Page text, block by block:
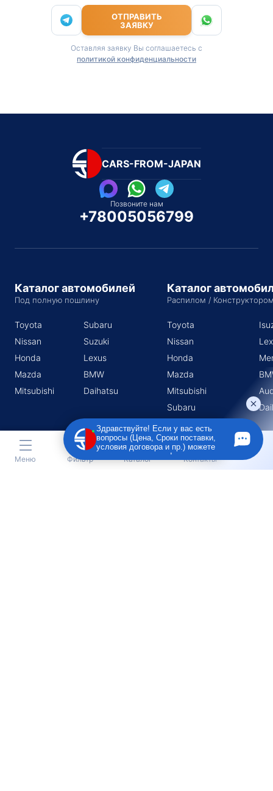
ОТПРАВИТЬ
ЗАЯВКУ
Оставляя заявку Вы соглашаетесь с
политикой конфиденциальности
CARS-FROM-JAPAN
Позвоните нам
+78005056799
Каталог автомобилей
Под полную пошлину
Toyota
Nissan
Honda
Mazda
Mitsubishi
Subaru
Suzuki
Lexus
BMW
Daihatsu
Каталог
Распилом /
Toyota
Nissan
Honda
Mazda
Mitsubishi
Subaru
Меню Фильтр Каталог Контакты
Здравствуйте! Если у вас есть
вопросы (Цена, Сроки поставки,
условия договора и пр.) можете
задать их мне в чат!